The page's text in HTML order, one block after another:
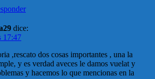
dice:
17:47
,rescato dos cosas importantes , una la
y es verdad aveces le damos vuelat y
y hacemos lo que mencionas en la